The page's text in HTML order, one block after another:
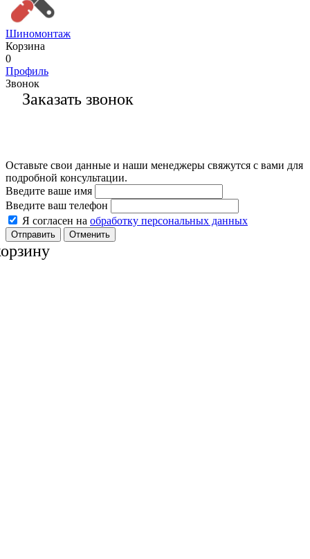
Шиномонтаж
Корзина
0
Профиль
Звонок
Заказать звонок
Оставьте свои данные и наши менеджеры свяжутся с вами для
подробной консультации.
Введите ваше имя
Введите ваш телефон
Я согласен на обработку персональных данных
Отменить